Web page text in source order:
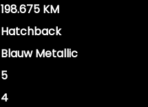
198.675 KM
Hatchback
Blauw Metallic
5
4